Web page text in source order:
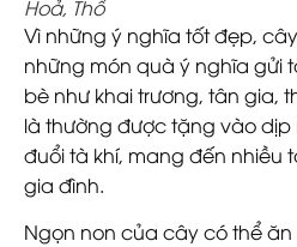
Hoả, Thổ
Vì những ý nghĩa tốt đẹp,
những món quà ý nghĩa gửi
bè như khai trương, tân
là thường được tặng vào dịp
đuổi tà khí, mang đến nhiều
gia đình.
Ngọn non của cây có thể